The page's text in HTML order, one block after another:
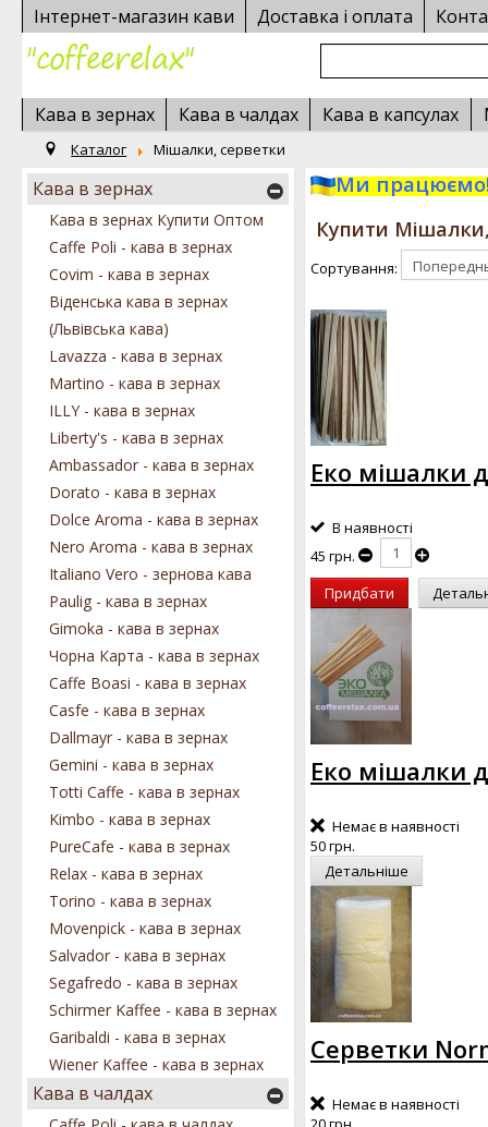
Інтернет-магазин кави Доставка і оплата
Кава в зернах Кава в чалдах Кава в капсулах
Каталог Мішалки, серветки
Ми працюємо!
Купити
Сортування:
Еко мішалки
В наявності
45 грн.
Придбати
Еко мішалки
Немає в наявності
50 грн.
Детальніше
Серветки
Немає в наявності
Кава в зернах
Кава в зернах Купити Оптом
Caffe Poli - кава в зернах
Covim - кава в зернах
Віденська кава в зернах
(Львівська кава)
Lavazza - кава в зернах
Martino - кава в зернах
ILLY - кава в зернах
Liberty's - кава в зернах
Ambassador - кава в зернах
Dorato - кава в зернах
Dolce Aroma - кава в зернах
Nero Aroma - кава в зернах
Italiano Vero - зернова кава
Paulig - кава в зернах
Gimoka - кава в зернах
Чорна Карта - кава в зернах
Caffe Boasi - кава в зернах
Casfe - кава в зернах
Dallmayr - кава в зернах
Gemini - кава в зернах
Totti Caffe - кава в зернах
Kimbo - кава в зернах
PureCafe - кава в зернах
Relax - кава в зернах
Torino - кава в зернах
Movenpick - кава в зернах
Salvador - кава в зернах
Segafredo - кава в зернах
Schirmer Kaffee - кава в зернах
Garibaldi - кава в зернах
Wiener Kaffee - кава в зернах
Кава в чалдах